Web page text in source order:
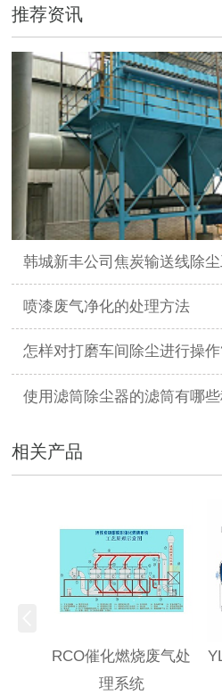
推荐资讯
韩城新丰公司焦炭输送线除
喷漆废气净化的处理方法
怎样对打磨车间除尘进行操
使用滤筒除尘器的滤筒有哪
相关产品
RCO催化燃烧废气处
理系统